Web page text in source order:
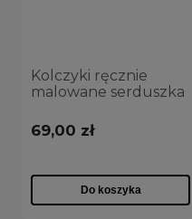
Kolczyki ręcznie
malowane serduszka
69,00 zł
Do koszyka